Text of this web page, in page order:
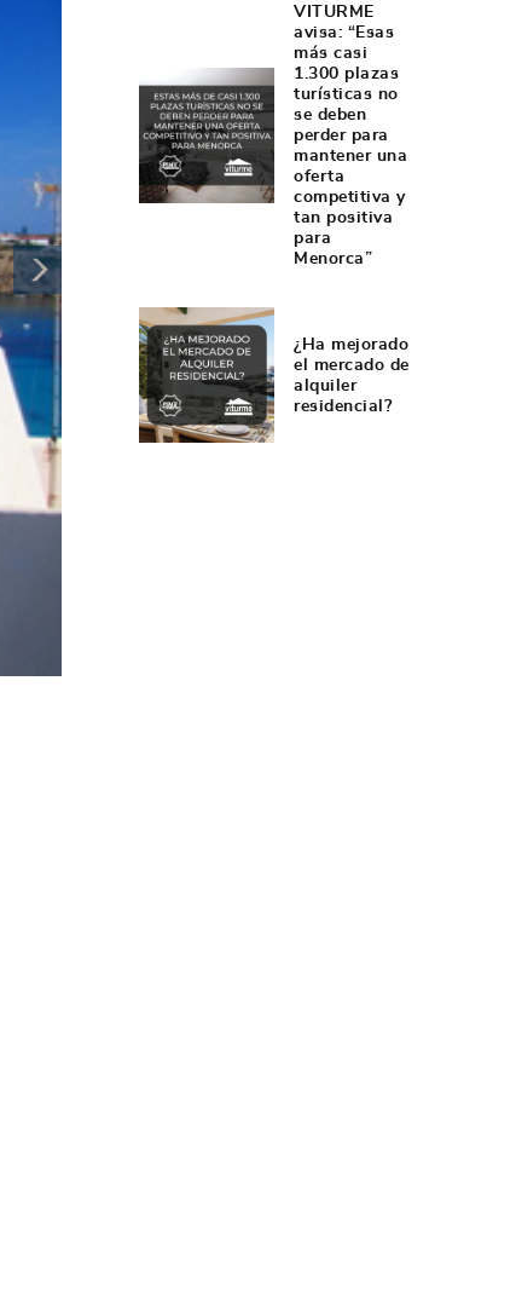
VITURME
avisa: “Esas
más casi
1.300 plazas
turísticas no
se deben
perder para
mantener una
oferta
competitiva y
tan positiva
para
Menorca”
¿Ha mejorado
el mercado de
alquiler
residencial?